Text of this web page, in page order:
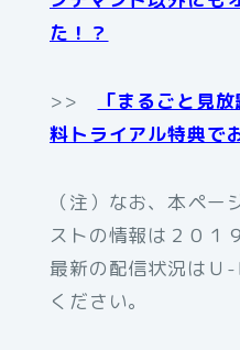
た！？
>>
「まるごと見
料トライアル特典で
（注）なお、本ペー
ストの情報は２０１
最新の配信状況はＵ
ください。